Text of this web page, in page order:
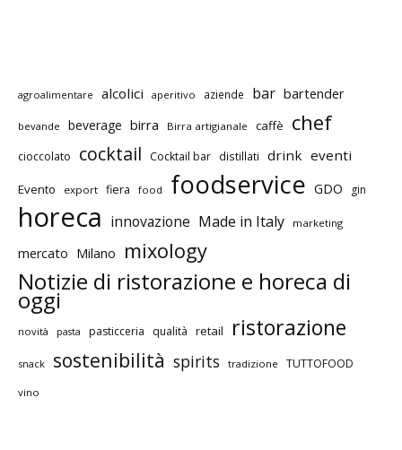
agroalimentare alcolici aperitivo aziende bar bartender
bevande beverage birra Birra artigianale caffè chef
cioccolato cocktail Cocktail bar distillati drink eventi
Evento export fiera food foodservice GDO gin
horeca innovazione Made in Italy marketing
mercato Milano mixology
Notizie di ristorazione e horeca di
oggi
novità pasta pasticceria qualità retail ristorazione
snack sostenibilità spirits tradizione TUTTOFOOD
vino